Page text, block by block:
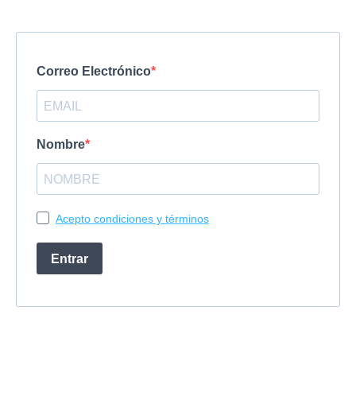
Correo Electrónico
Nombre
Acepto condiciones y términos
Entrar